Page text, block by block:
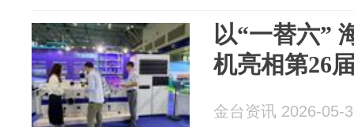
以“一替六”
机亮相第26
金台资讯 2026-05-